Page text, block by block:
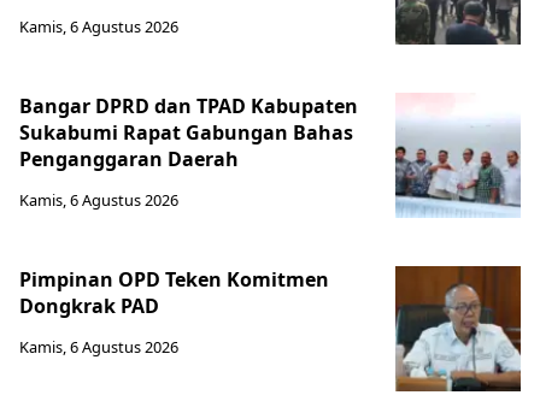
Kamis, 6 Agustus 2026
Bangar DPRD dan TPAD Kabupaten
Sukabumi Rapat Gabungan Bahas
Penganggaran Daerah
Kamis, 6 Agustus 2026
Pimpinan OPD Teken Komitmen
Dongkrak PAD
Kamis, 6 Agustus 2026